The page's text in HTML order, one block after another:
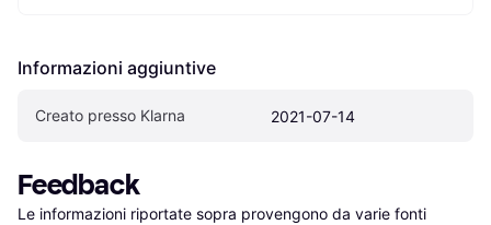
Informazioni aggiuntive
Creato presso Klarna 2021-07-14
Feedback
Le informazioni riportate sopra provengono da varie fonti